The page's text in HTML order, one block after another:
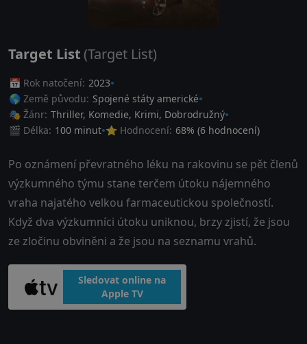
Target List (Target List)
📅 Rok natočení: 2023
🌎 Země původu: Spojené státy americké
🎭 Žánr: Thriller, Komedie, Krimi, Dobrodružný
🎬 Délka: 100 minut ⭐ Hodnocení: 68% (6 hodnocení)
Po oznámení převratného léku na rakovinu se pět členů
výzkumného týmu stane terčem útoku nájemného
vraha najatého velkou farmaceutickou společností.
Když dva výzkumníci útoku uniknou, brzy zjistí, že jsou
ze zločinu obviněni a že jsou na seznamu vrahů.
Sledovat online na
Apple TV